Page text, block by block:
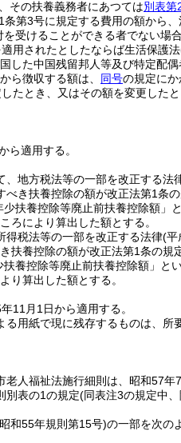
その扶養義務者にあつては別表第
第3号に規定する費用の額から
受けることができる者でない場
用されたとしたならば生活保護法
した中国残留邦人等及び特定配
ら徴収する額は、 同号の規定にか
たとき、又はその額を変更した
ら適用する。
、地方税法等の一部を改正する法
き扶養控除の額が改正法第1条
扶養控除等廃止前扶養控除額」
ろにより算出した額とする。
得税法等の一部を改正する法律(平
扶養控除の額が改正法第1条の
養控除等廃止前扶養控除額」と
り算出した額とする。
11月1日から適用する。
用紙で現に残存するものは、所
人福祉法施行細則は、昭和57年
別表の1の規定(同表注3の規定中
和55年規則第15号)の一部を次の